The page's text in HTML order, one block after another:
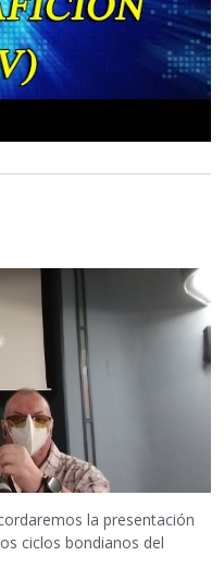
la presentación
ciclos bondianos del